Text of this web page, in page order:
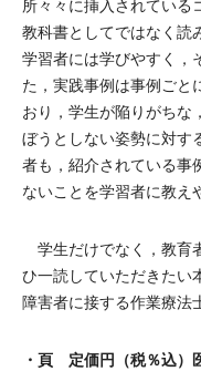
所々々に挿入されている
教科書としてではなく読
学習者には学びやすく，
た，実践事例は事例ごと
おり，学生が陥りがちな
ぼうとしない姿勢に対す
者も，紹介されている事
ないことを学習者に教え
学生だけでなく，教育
ひ一読していただきたい
障害者に接する作業療法
・頁 定価円（税％込）